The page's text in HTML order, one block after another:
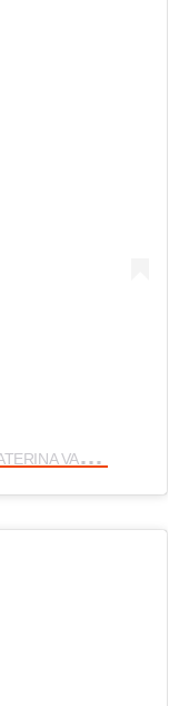
U
na publicación compartida por CATERINA VALENTINO (@caterinavalentino)